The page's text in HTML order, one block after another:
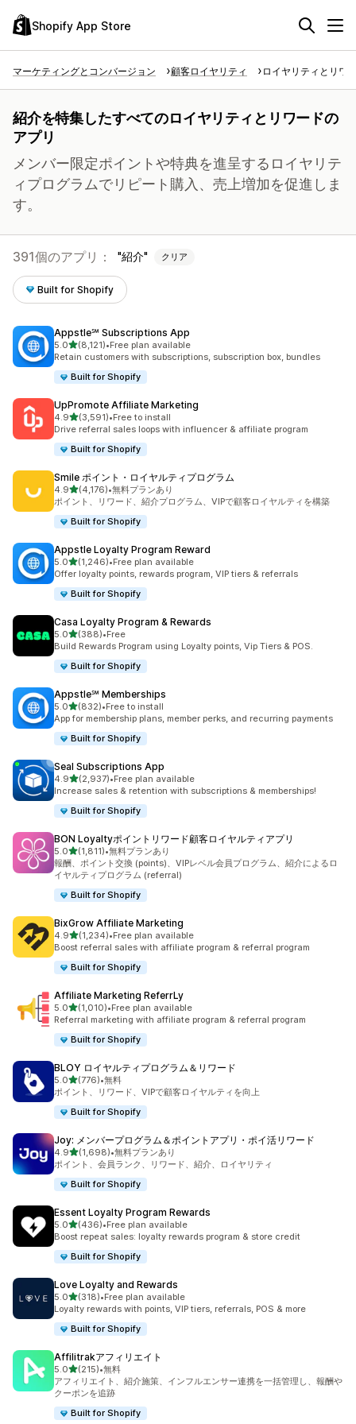
Shopify App Store
マーケティングとコンバージョン 顧客ロイヤリティ ロイヤリティとリワ
紹介を特集したすべてのロイヤリティとリワードの
アプリ
メンバー限定ポイントや特典を進呈するロイヤリテ
ィプログラムでリピート購入、売上増加を促進しま
す。
391個のアプリ： 紹介 クリア
Built for Shopify
Appstle℠ Subscriptions App
5.05つ星中
(8,121)
合計レビュー数：8121件
•Free plan available
Retain customers with subscriptions, subscription box, bundles
Built for Shopify
UpPromote Affiliate Marketing
4.95つ星中
(3,591)
合計レビュー数：3591件
•Free to install
Drive referral sales loops with influencer & affiliate program
Built for Shopify
Smile ポイント・ロイヤルティプログラム
4.95つ星中
(4,176)
合計レビュー数：4176件
•無料プランあり
ポイント、リワード、紹介プログラム、VIPで顧客ロイヤルティを構築
Built for Shopify
Appstle Loyalty Program Reward
5.05つ星中
(1,246)
合計レビュー数：1246件
•Free plan available
Offer loyalty points, rewards program, VIP tiers & referrals
Built for Shopify
Casa Loyalty Program & Rewards
5.05つ星中
(388)
合計レビュー数：388件
•Free
Build Rewards Program using Loyalty points, Vip Tiers & POS.
Built for Shopify
Appstle℠ Memberships
5.05つ星中
(832)
合計レビュー数：832件
•Free to install
App for membership plans, member perks, and recurring payments
Built for Shopify
Seal Subscriptions App
4.95つ星中
(2,937)
合計レビュー数：2937件
•Free plan available
Increase sales & retention with subscriptions & memberships!
Built for Shopify
BON Loyaltyポイントリワード顧客ロイヤルティアプリ
5.05つ星中
(1,811)
合計レビュー数：1811件
•無料プランあり
報酬、ポイント交換 (points)、VIPレベル会員プログラム、紹介によるロ
イヤルティプログラム (referral)
Built for Shopify
BixGrow Affiliate Marketing
4.95つ星中
(1,234)
合計レビュー数：1234件
•Free plan available
Boost referral sales with affiliate program & referral program
Built for Shopify
Affiliate Marketing ReferrLy
5.05つ星中
(1,010)
合計レビュー数：1010件
•Free plan available
Referral marketing with affiliate program & referral program
Built for Shopify
BLOY ロイヤルティプログラム＆リワード
5.05つ星中
(776)
合計レビュー数：776件
•無料
ポイント、リワード、VIPで顧客ロイヤルティを向上
Built for Shopify
Joy: メンバープログラム＆ポイントアプリ・ポイ活リワード
4.95つ星中
(1,698)
合計レビュー数：1698件
•無料プランあり
ポイント、会員ランク、リワード、紹介、ロイヤリティ
Built for Shopify
Essent Loyalty Program Rewards
5.05つ星中
(436)
合計レビュー数：436件
•Free plan available
Boost repeat sales: loyalty rewards program & store credit
Built for Shopify
Love Loyalty and Rewards
5.05つ星中
(318)
合計レビュー数：318件
•Free plan available
Loyalty rewards with points, VIP tiers, referrals, POS & more
Built for Shopify
Affilitrakアフィリエイト
5.05つ星中
(215)
合計レビュー数：215件
•無料
アフィリエイト、紹介施策、インフルエンサー連携を一括管理し、報酬や
クーポンを追跡
Built for Shopify